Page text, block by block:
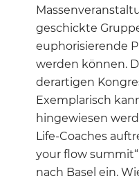
geschickte
euphorisierende
werden können.
derartigen
Exemplarisch
hingewiesen
Life-Coaches
your flow
nach Basel ein.